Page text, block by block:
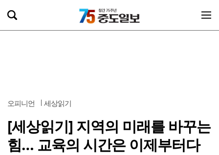
오피니언 세상읽기
[세상읽기] 지역의 미래를 바꾸는
힘… 교육의 시간은 이제부터다